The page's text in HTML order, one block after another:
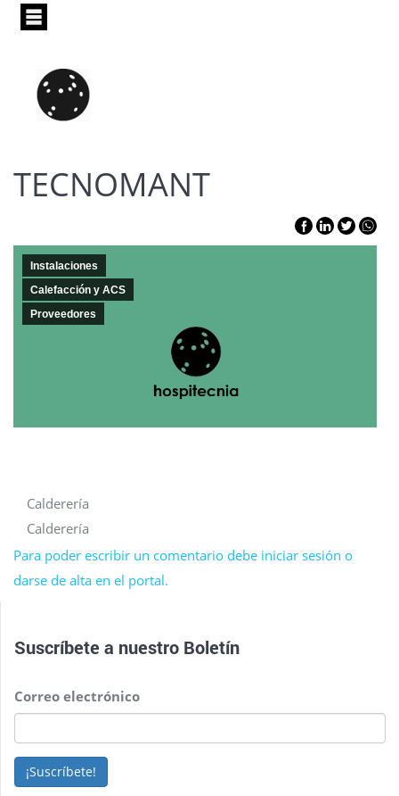
Pasar
principal
TECNOMANT
Instalaciones
Calefacción y ACS
Proveedores
Calderería
Calderería
Para poder escribir un comentario debe iniciar sesión o
darse de alta en el portal.
Suscríbete a nuestro Boletín
Correo electrónico
¡Suscríbete!